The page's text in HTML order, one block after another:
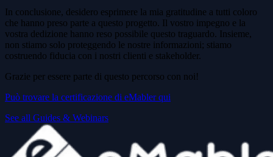
In conclusione, desidero esprimere la mia gratitudine a tutti coloro
che hanno preso parte a questo progetto. Il vostro impegno e la
vostra dedizione hanno reso possibile questo traguardo. Insieme,
non stiamo solo proteggendo le nostre informazioni; stiamo
costruendo fiducia con i nostri clienti e stakeholder.
Grazie per essere parte di questo percorso con noi!
Può trovare la certificazione di eMabler qui
See all Guides & Webinars